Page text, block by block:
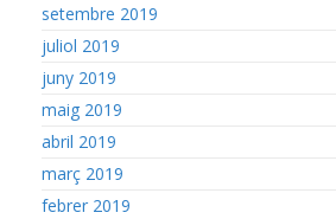
setembre 2019
juliol 2019
juny 2019
maig 2019
abril 2019
març 2019
febrer 2019